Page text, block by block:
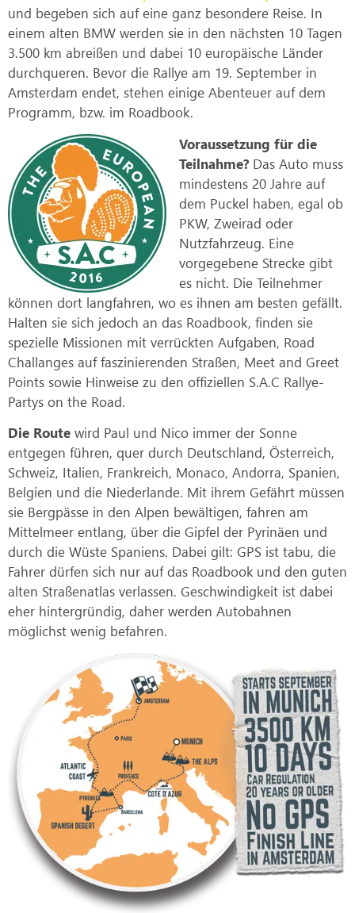
und begeben sich auf eine ganz besondere Reise. In
einem alten BMW werden sie in den nächsten 10 Tagen
3.500 km abreißen und dabei 10 europäische Länder
durchqueren. Bevor die Rallye am 19. September in
Amsterdam endet, stehen einige Abenteuer auf dem
Programm, bzw. im Roadbook.
Voraussetzung für die
Teilnahme? Das Auto muss
mindestens 20 Jahre auf
dem Puckel haben, egal ob
PKW, Zweirad oder
Nutzfahrzeug. Eine
vorgegebene Strecke gibt
es nicht. Die Teilnehmer
können dort langfahren, wo es ihnen am besten gefällt.
Halten sie sich jedoch an das Roadbook, finden sie
spezielle Missionen mit verrückten Aufgaben, Road
Challanges auf faszinierenden Straßen, Meet and Greet
Points sowie Hinweise zu den offiziellen S.A.C Rallye-
Partys on the Road.
Die Route wird Paul und Nico immer der Sonne
entgegen führen, quer durch Deutschland, Österreich,
Schweiz, Italien, Frankreich, Monaco, Andorra, Spanien,
Belgien und die Niederlande. Mit ihrem Gefährt müssen
sie Bergpässe in den Alpen bewältigen, fahren am
Mittelmeer entlang, über die Gipfel der Pyrinäen und
durch die Wüste Spaniens. Dabei gilt: GPS ist tabu, die
Fahrer dürfen sich nur auf das Roadbook und den guten
alten Straßenatlas verlassen. Geschwindigkeit ist dabei
eher hintergründig, daher werden Autobahnen
möglichst wenig befahren.